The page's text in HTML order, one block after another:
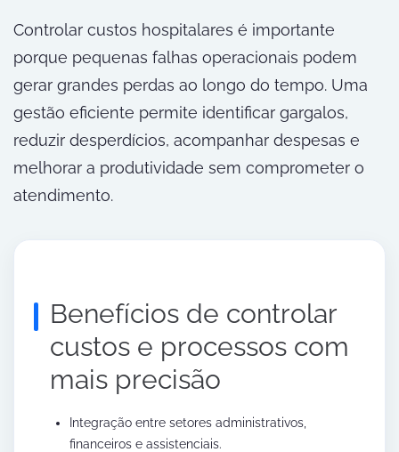
Controlar custos hospitalares é importante
porque pequenas falhas operacionais podem
gerar grandes perdas ao longo do tempo. Uma
gestão eficiente permite identificar gargalos,
reduzir desperdícios, acompanhar despesas e
melhorar a produtividade sem comprometer o
atendimento.
Benefícios de controlar
custos e processos com
mais precisão
Integração entre setores administrativos,
financeiros e assistenciais.